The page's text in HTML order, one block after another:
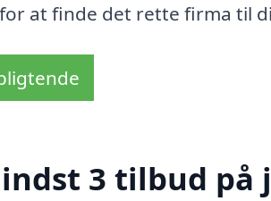
at finde det rette firma til
3 tilbud på